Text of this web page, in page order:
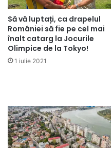
Să vă luptați, ca drapelul
României să fie pe cel mai
înalt catarg la Jocurile
Olimpice de la Tokyo!
1 iulie 2021